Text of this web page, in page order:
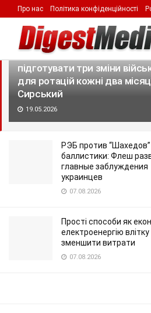
LATEST TRENDING
У Силах оборони є всі умови
підготувати три зміни
для ротацій кожні два
Сирський
19.05.2026
РЭБ против “Шахедов”
баллистики: Флеш
главные заблуждения
украинцев
07.08.2026
Прості способи як
електроенергію влітку
зменшити витрати
07.08.2026
Про нас Політика конфіденційності